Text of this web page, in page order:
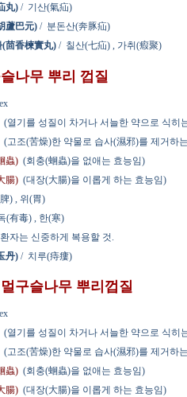
丸) / 기산(氣疝)
蘆巴元) / 분돈산(奔豚疝)
(茴香楝實丸) / 칠산(七疝) 가취(瘕聚)
나무 뿌리 껍질
(열기를 성질이 차거나 서늘한 약으로 식히
(고조(苦燥)한 약물로 습사(濕邪)를 제거하
蟲) (회충(蛔蟲)을 없애는 효능임)
腸) (대장(大腸)을 이롭게 하는 효능임)
脾)
, 위(胃)
(有毒)
, 한(寒)
자는 신중하게 복용할 것.
丹) / 치루(痔瘻)
구슬나무 뿌리껍질
(열기를 성질이 차거나 서늘한 약으로 식히
(고조(苦燥)한 약물로 습사(濕邪)를 제거하
蟲) (회충(蛔蟲)을 없애는 효능임)
腸) (대장(大腸)을 이롭게 하는 효능임)